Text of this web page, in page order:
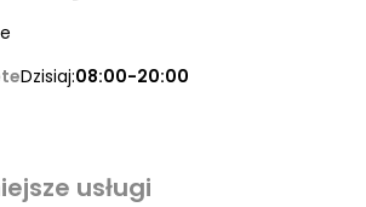
Dzisiaj:08:00-20:00
usługi